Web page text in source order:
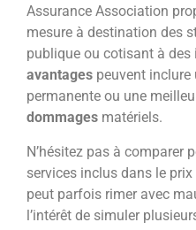
Assurance Association
mesure à destination des
publique ou cotisant à
avantages peuvent
permanente ou une
dommages matériels.
N’hésitez pas à comparer
services inclus dans le
peut parfois rimer avec
l’intérêt de simuler